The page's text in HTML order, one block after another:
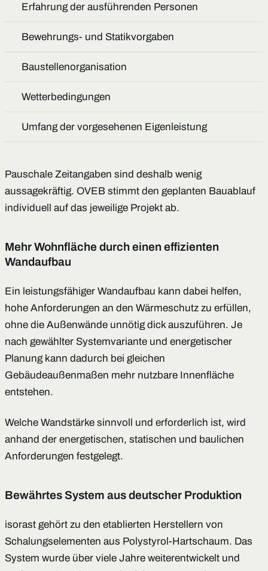
Erfahrung der ausführenden Personen
Bewehrungs- und Statikvorgaben
Baustellenorganisation
Wetterbedingungen
Umfang der vorgesehenen Eigenleistung
Pauschale Zeitangaben sind deshalb wenig
aussagekräftig. OVEB stimmt den geplanten Bauablauf
individuell auf das jeweilige Projekt ab.
Mehr Wohnfläche durch einen effizienten
Wandaufbau
Ein leistungsfähiger Wandaufbau kann dabei helfen,
hohe Anforderungen an den Wärmeschutz zu erfüllen,
ohne die Außenwände unnötig dick auszuführen. Je
nach gewählter Systemvariante und energetischer
Planung kann dadurch bei gleichen
Gebäudeaußenmaßen mehr nutzbare Innenfläche
entstehen.
Welche Wandstärke sinnvoll und erforderlich ist, wird
anhand der energetischen, statischen und baulichen
Anforderungen festgelegt.
Bewährtes System aus deutscher Produktion
isorast gehört zu den etablierten Herstellern von
Schalungselementen aus Polystyrol-Hartschaum. Das
System wurde über viele Jahre weiterentwickelt und